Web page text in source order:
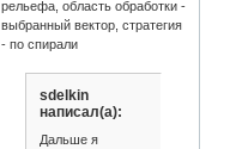
рельефа, область обработки -
выбранный вектор, стратегия
- по спирали
sdelkin
написал(а):
Дальше я